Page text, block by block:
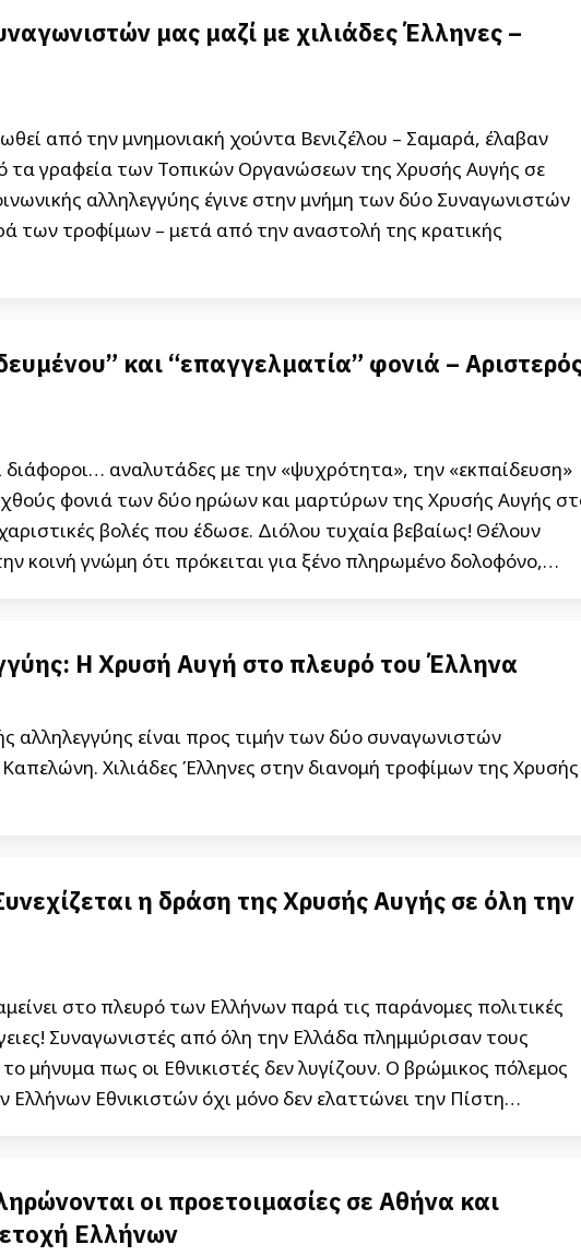
μας μαζί με χιλιάδες Έλληνες –
από την μνημονιακή χούντα Βενιζέλου – Σαμαρά, έλαβαν
γραφεία των Τοπικών Οργανώσεων της Χρυσής Αυγής σε
αλληλεγγύης έγινε στην μνήμη των δύο Συναγωνιστών
των τροφίμων – μετά από την αναστολή της κρατικής
και “επαγγελματία” φονιά –
διάφοροι… αναλυτάδες με την «ψυχρότητα», την «εκπαίδευση»
φονιά των δύο ηρώων και μαρτύρων της Χρυσής Αυγής
βολές που έδωσε. Διόλου τυχαία βεβαίως! Θέλουν
κοινή γνώμη ότι πρόκειται για ξένο πληρωμένο δολοφόνο,…
Η Χρυσή Αυγή στο πλευρό του Έλληνα
αλληλεγγύης είναι προς τιμήν των δύο συναγωνιστών
Χιλιάδες Έλληνες στην διανομή τροφίμων της Χρυσής
η δράση της Χρυσής Αυγής σε όλη την
στο πλευρό των Ελλήνων παρά τις παράνομες πολιτικές
Συναγωνιστές από όλη την Ελλάδα πλημμύρισαν τους
μήνυμα πως οι Εθνικιστές δεν λυγίζουν. Ο βρώμικος πόλεμος
Εθνικιστών όχι μόνο δεν ελαττώνει την Πίστη…
οι προετοιμασίες σε Αθήνα και
Ελλήνων